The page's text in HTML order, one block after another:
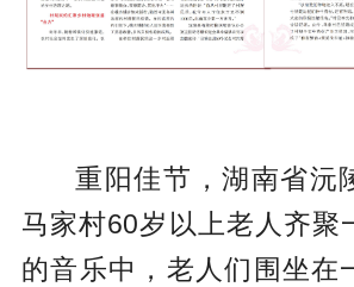
重阳佳节，湖南省沅
马家村60岁以上老人齐聚
的音乐中，老人们围坐在